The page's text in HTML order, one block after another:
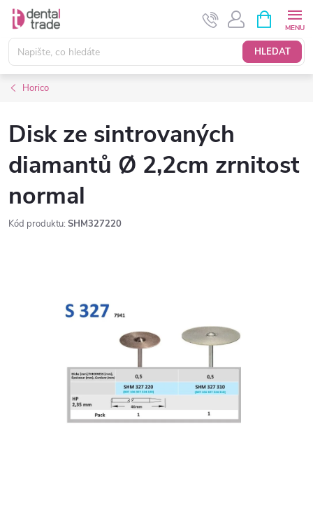
Přejít
obsah
HLEDAT
NÁKUPNÍ
KOŠÍK
Horico
Disk ze sintrovaných
diamantů Ø 2,2cm zrnitost
normal
Kód produktu: SHM327220